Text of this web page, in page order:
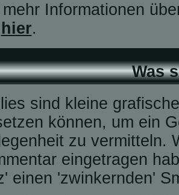
mehr Informationen
hier.
Was
sind kleine
können, um ein
zu vermitteln.
eingetragen
einen 'zwinkernden'